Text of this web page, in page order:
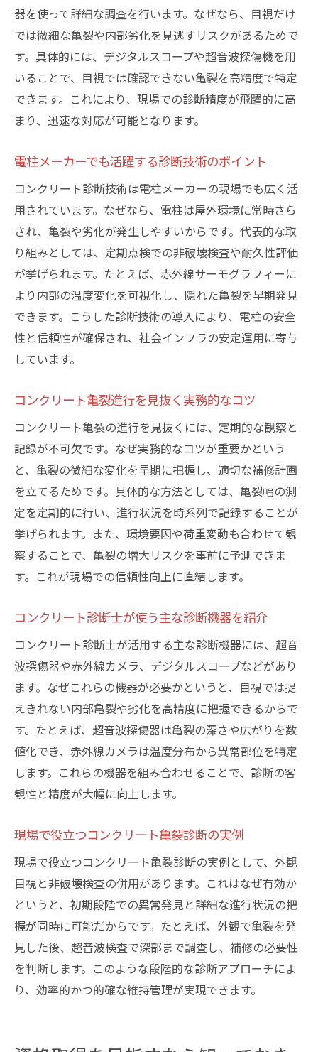
現場経験を活かした実践的な学習術
コンクリート亀裂への対応力を高めるコツ
器を使って詳細な調査を行います。なぜなら、目視だけ
では微細な亀裂や内部劣化を見逃すリスクがあるためで
す。具体的には、デジタルスコープや超音波探傷機を用
いることで、目視では確認できない亀裂を高精度で特定
できます。これにより、現場での診断精度が飛躍的に高
まり、迅速な対応が可能となります。
電柱メーカーでも活躍する診断技術のポイント
コンクリート診断技術は電柱メーカーの現場でも広く活
用されています。なぜなら、電柱は屋外環境に常時さら
され、亀裂や劣化が発生しやすいからです。代表的な取
り組みとしては、定期点検での非破壊検査や耐久性評価
が挙げられます。たとえば、赤外線サーモグラフィーに
より内部の温度変化を可視化し、隠れた亀裂を早期発見
できます。こうした診断技術の導入により、電柱の安全
性と信頼性が確保され、社会インフラの安定運用に寄与
しています。
コンクリート亀裂進行を見抜く実務的なコツ
コンクリート亀裂の進行を見抜くには、定期的な観察と
記録が不可欠です。なぜ実務的なコツが重要かという
と、亀裂の微細な変化を早期に把握し、適切な補修計画
を立てるためです。具体的な方法としては、亀裂幅の測
定を定期的に行い、進行状況を時系列で記録することが
挙げられます。また、環境要因や荷重変動も合わせて観
察することで、亀裂の増大リスクを事前に予測できま
す。これが現場での信頼性向上に直結します。
コンクリート診断士が使う主な診断機器を紹介
コンクリート診断士が活用する主な診断機器には、超音
波探傷器や赤外線カメラ、デジタルスコープなどがあり
ます。なぜこれらの機器が必要かというと、目視では捉
えきれない内部亀裂や劣化を高精度に把握できるからで
す。たとえば、超音波探傷器は亀裂の深さや広がりを数
値化でき、赤外線カメラは温度分布から異常部位を特定
します。これらの機器を組み合わせることで、診断の客
観性と精度が大幅に向上します。
現場で役立つコンクリート亀裂診断の実例
現場で役立つコンクリート亀裂診断の実例として、外観
目視と非破壊検査の併用があります。これはなぜ有効か
というと、初期段階での異常発見と詳細な進行状況の把
握が同時に可能だからです。たとえば、外観で亀裂を発
見した後、超音波検査で深部まで調査し、補修の必要性
を判断します。このような段階的な診断アプローチによ
り、効率的かつ的確な維持管理が実現できます。